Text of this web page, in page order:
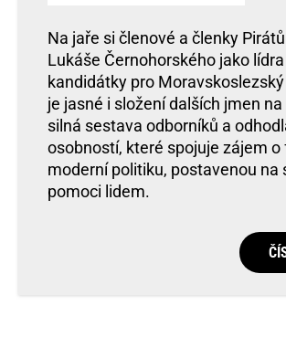
Na jaře si členové a členky
Lukáše Černohorského jako lídra
kandidátky pro
je jasné i složení dalších jmen
silná sestava odborníků a
osobností, které spojuje zájem o
moderní politiku, postavenou na
pomoci lidem.